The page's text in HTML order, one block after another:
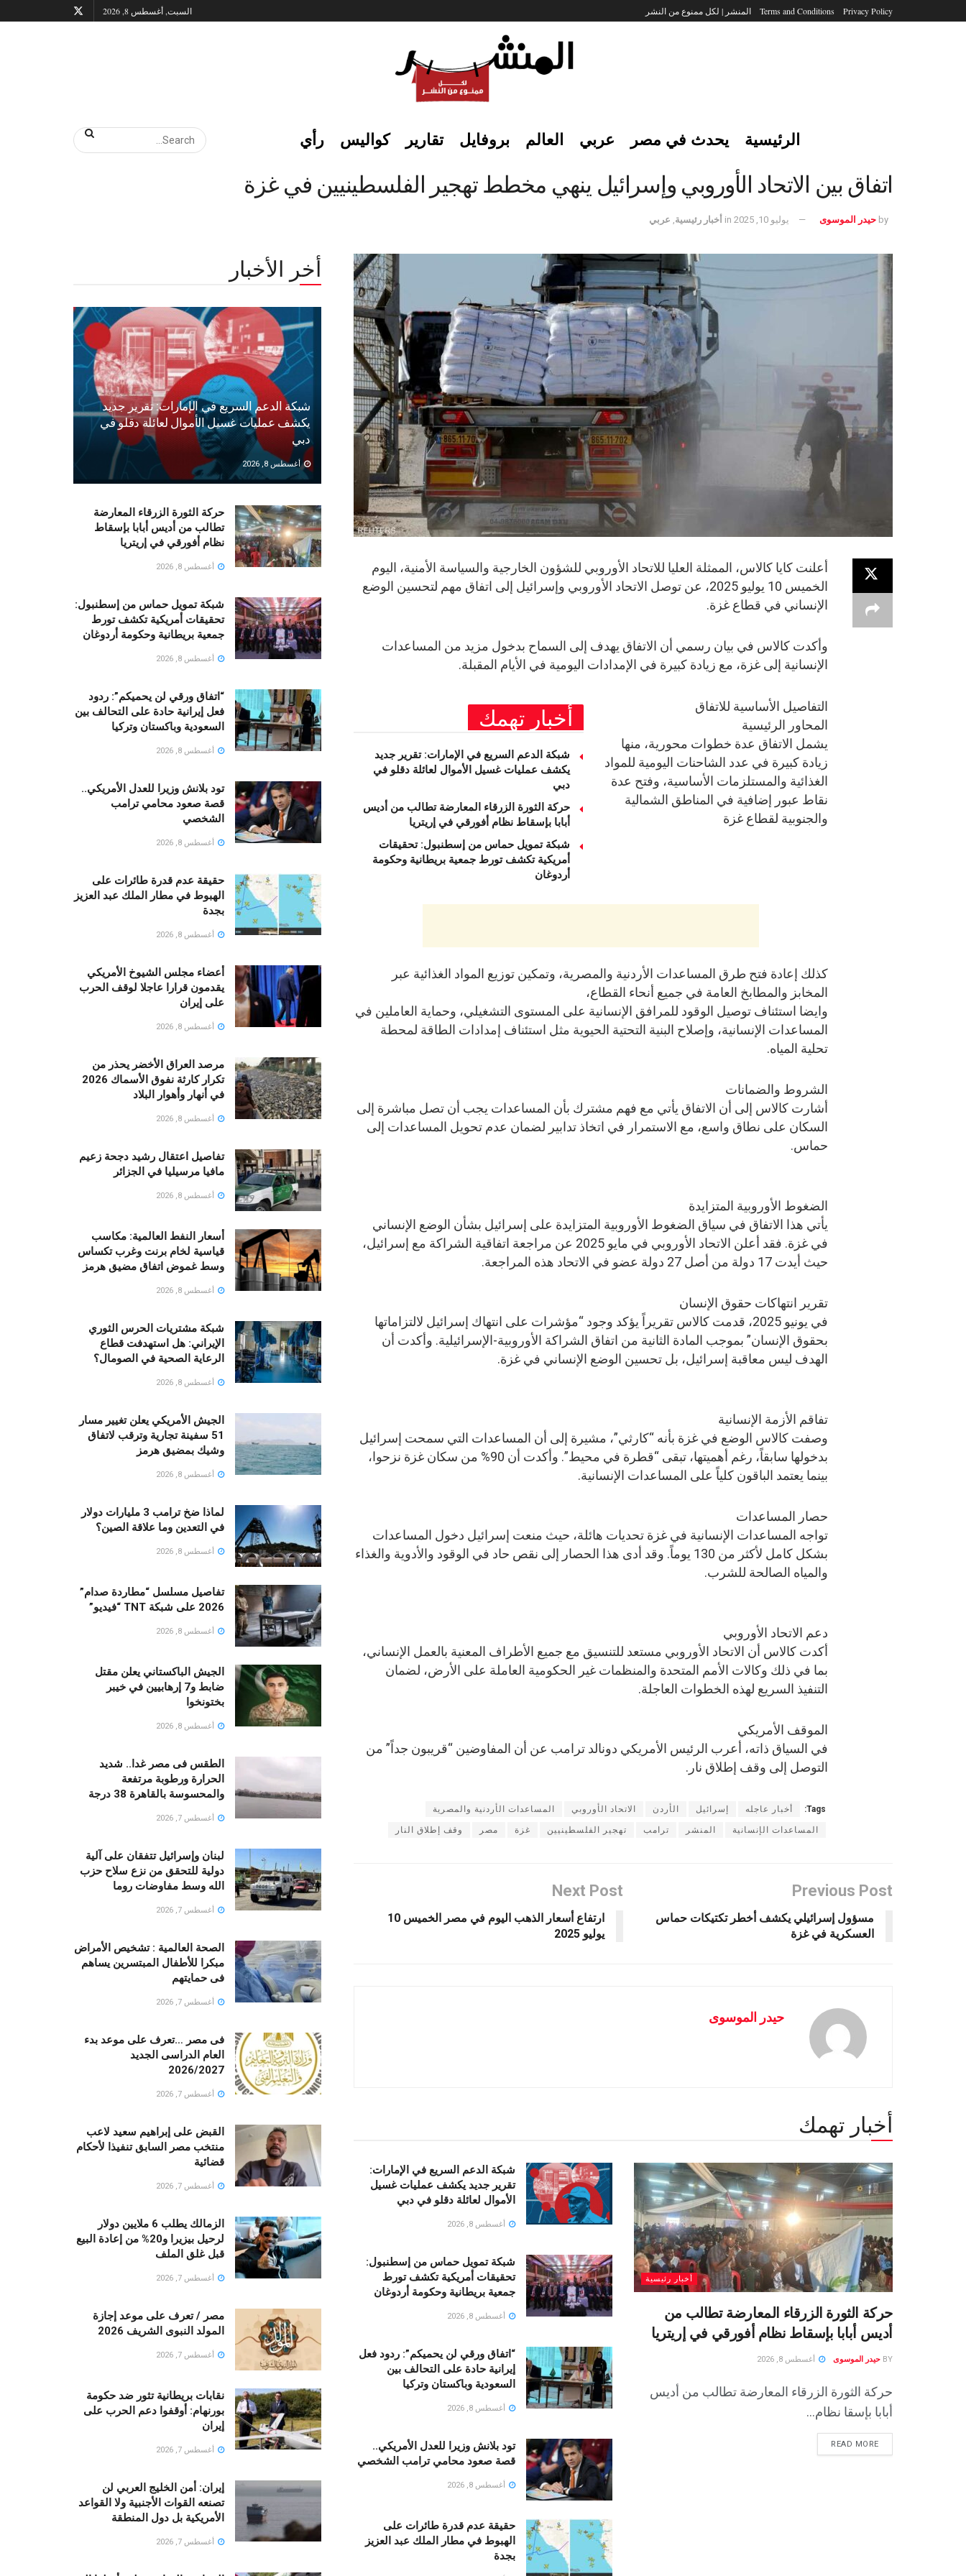
Privacy Policy
Terms and Conditions المنشر | لكل ممنوع من النشر السبت, أغسطس 8, 2026
الرئيسية يحدث في مصر عربي العالم بروفايل تقارير كواليس رأي
اتفاق بين الاتحاد الأوروبي وإسرائيل ينهي مخطط تهجير الفلسطينيين في غزة
by حيدر الموسوى يوليو 10, 2025 in أخبار رئيسية عربي
أعلنت كايا كالاس، الممثلة العليا للاتحاد الأوروبي للشؤون الخارجية والسياسة الأمنية، اليوم
الخميس 10 يوليو 2025، عن توصل الاتحاد الأوروبي وإسرائيل إلى اتفاق مهم لتحسين الوضع
الإنساني في قطاع غزة.
وأكدت كالاس في بيان رسمي أن الاتفاق يهدف إلى السماح بدخول مزيد من المساعدات
الإنسانية إلى غزة، مع زيادة كبيرة في الإمدادات اليومية في الأيام المقبلة.
أخبار تهمك
شبكة الدعم السريع في الإمارات: تقرير جديد
يكشف عمليات غسيل الأموال لعائلة دقلو في
دبي
حركة الثورة الزرقاء المعارضة تطالب من أديس
أبابا بإسقاط نظام أفورقي في إريتريا
شبكة تمويل حماس من إسطنبول: تحقيقات
أمريكية تكشف تورط جمعية بريطانية وحكومة
أردوغان
التفاصيل الأساسية للاتفاق
المحاور الرئيسية
يشمل الاتفاق عدة خطوات محورية، منها
زيادة كبيرة في عدد الشاحنات اليومية للمواد
الغذائية والمستلزمات الأساسية، وفتح عدة
نقاط عبور إضافية في المناطق الشمالية
والجنوبية لقطاع غزة
كذلك إعادة فتح طرق المساعدات الأردنية والمصرية، وتمكين توزيع المواد الغذائية عبر
المخابز والمطابخ العامة في جميع أنحاء القطاع،
وايضا استئناف توصيل الوقود للمرافق الإنسانية على المستوى التشغيلي، وحماية العاملين في
المساعدات الإنسانية، وإصلاح البنية التحتية الحيوية مثل استئناف إمدادات الطاقة لمحطة
تحلية المياه.
الشروط والضمانات
أشارت كالاس إلى أن الاتفاق يأتي مع فهم مشترك بأن المساعدات يجب أن تصل مباشرة إلى
السكان على نطاق واسع، مع الاستمرار في اتخاذ تدابير لضمان عدم تحويل المساعدات إلى
حماس.
الضغوط الأوروبية المتزايدة
يأتي هذا الاتفاق في سياق الضغوط الأوروبية المتزايدة على إسرائيل بشأن الوضع الإنساني
في غزة. فقد أعلن الاتحاد الأوروبي في مايو 2025 عن مراجعة اتفاقية الشراكة مع إسرائيل،
حيث أيدت 17 دولة من أصل 27 دولة عضو في الاتحاد هذه المراجعة.
تقرير انتهاكات حقوق الإنسان
في يونيو 2025، قدمت كالاس تقريراً يؤكد وجود “مؤشرات على انتهاك إسرائيل لالتزاماتها
بحقوق الإنسان” بموجب المادة الثانية من اتفاق الشراكة الأوروبية-الإسرائيلية. وأكدت أن
الهدف ليس معاقبة إسرائيل، بل تحسين الوضع الإنساني في غزة.
تفاقم الأزمة الإنسانية
وصفت كالاس الوضع في غزة بأنه “كارثي”، مشيرة إلى أن المساعدات التي سمحت إسرائيل
بدخولها سابقاً، رغم أهميتها، تبقى “قطرة في محيط”. وأكدت أن 90% من سكان غزة نزحوا،
بينما يعتمد الباقون كلياً على المساعدات الإنسانية.
حصار المساعدات
تواجه المساعدات الإنسانية في غزة تحديات هائلة، حيث منعت إسرائيل دخول المساعدات
بشكل كامل لأكثر من 130 يوماً. وقد أدى هذا الحصار إلى نقص حاد في الوقود والأدوية والغذاء
والمياه الصالحة للشرب.
دعم الاتحاد الأوروبي
أكدت كالاس أن الاتحاد الأوروبي مستعد للتنسيق مع جميع الأطراف المعنية بالعمل الإنساني،
بما في ذلك وكالات الأمم المتحدة والمنظمات غير الحكومية العاملة على الأرض، لضمان
التنفيذ السريع لهذه الخطوات العاجلة.
الموقف الأمريكي
في السياق ذاته، أعرب الرئيس الأمريكي دونالد ترامب عن أن المفاوضين “قريبون جداً” من
التوصل إلى وقف إطلاق نار.
Tags: أخبار عاجله إسرائيل الأردن الاتحاد الأوروبي المساعدات الأردنية والمصرية
المساعدات الإنسانية المنشر ترامب تهجير الفلسطينيين غزة مصر وقف إطلاق النار
Previous Post
مسؤول إسرائيلي يكشف أخطر تكتيكات حماس
العسكرية في غزة
Next Post
ارتفاع أسعار الذهب اليوم في مصر الخميس 10
يوليو 2025
حيدر الموسوى
أخبار تهمك
أخبار رئيسية
حركة الثورة الزرقاء المعارضة تطالب من
أديس أبابا بإسقاط نظام أفورقي في إريتريا
BY حيدر الموسوى أغسطس 8, 2026
حركة الثورة الزرقاء المعارضة تطالب من أديس
أبابا بإسقا نظام...
READ MORE
شبكة الدعم السريع في الإمارات:
تقرير جديد يكشف عمليات غسيل
الأموال لعائلة دقلو في دبي
أغسطس 8, 2026
شبكة تمويل حماس من إسطنبول:
تحقيقات أمريكية تكشف تورط
جمعية بريطانية وحكومة أردوغان
أغسطس 8, 2026
“اتفاق ورقي لن يحميكم”: ردود فعل
إيرانية حادة على التحالف بين
السعودية وباكستان وتركيا
أغسطس 8, 2026
تود بلانش وزيرا للعدل الأمريكي..
قصة صعود محامي ترامب الشخصي
أغسطس 8, 2026
حقيقة عدم قدرة طائرات على
الهبوط في مطار الملك عبد العزيز
بجدة
أخر الأخبار
شبكة الدعم السريع في الإمارات: تقرير جديد
يكشف عمليات غسيل الأموال لعائلة دقلو في
دبي
أغسطس 8, 2026
حركة الثورة الزرقاء المعارضة
تطالب من أديس أبابا بإسقاط
نظام أفورقي في إريتريا
أغسطس 8, 2026
شبكة تمويل حماس من إسطنبول:
تحقيقات أمريكية تكشف تورط
جمعية بريطانية وحكومة أردوغان
أغسطس 8, 2026
“اتفاق ورقي لن يحميكم”: ردود
فعل إيرانية حادة على التحالف بين
السعودية وباكستان وتركيا
أغسطس 8, 2026
تود بلانش وزيرا للعدل الأمريكي..
قصة صعود محامي ترامب
الشخصي
أغسطس 8, 2026
حقيقة عدم قدرة طائرات على
الهبوط في مطار الملك عبد العزيز
بجدة
أغسطس 8, 2026
أعضاء مجلس الشيوخ الأمريكي
يقدمون قرارا عاجلا لوقف الحرب
على إيران
أغسطس 8, 2026
مرصد العراق الأخضر يحذر من
تكرار كارثة نفوق الأسماك 2026
في أنهار وأهوار البلاد
أغسطس 8, 2026
تفاصيل اعتقال رشيد دجحة زعيم
مافيا مرسيليا في الجزائر
أغسطس 8, 2026
أسعار النفط العالمية: مكاسب
قياسية لخام برنت وغرب تكساس
وسط غموض اتفاق مضيق هرمز
أغسطس 8, 2026
شبكة مشتريات الحرس الثوري
الإيراني: هل استهدفت قطاع
الرعاية الصحية في الصومال؟
أغسطس 8, 2026
الجيش الأمريكي يعلن تغيير مسار
51 سفينة تجارية وترقب لاتفاق
وشيك بمضيق هرمز
أغسطس 8, 2026
لماذا ضخ ترامب 3 مليارات دولار
في التعدين وما علاقة الصين؟
أغسطس 8, 2026
تفاصيل مسلسل “مطاردة صدام”
2026 على شبكة TNT “فيديو”
أغسطس 8, 2026
الجيش الباكستاني يعلن مقتل
ضابط و7 إرهابيين في خيبر
بختونخوا
أغسطس 8, 2026
الطقس فى مصر غدا.. شديد
الحرارة ورطوبة مرتفعة
والمحسوسة بالقاهرة 38 درجة
أغسطس 7, 2026
لبنان وإسرائيل تتفقان على آلية
دولية للتحقق من نزع سلاح حزب
الله وسط مفاوضات روما
أغسطس 7, 2026
الصحة العالمية : تشخيص الأمراض
مبكرا للأطفال المبتسرين يساهم
فى حمايتهم
أغسطس 7, 2026
فى مصر …تعرف على موعد بدء
العام الدراسى الجديد
2026/2027
أغسطس 7, 2026
القبض على إبراهيم سعيد لاعب
منتخب مصر السابق تنفيذا لأحكام
قضائية
أغسطس 7, 2026
الزمالك يطلب 6 ملايين دولار
لرحيل بيزيرا و20% من إعادة البيع
قبل غلق الملف
أغسطس 7, 2026
مصر / تعرف على موعد إجازة
المولد النبوى الشريف 2026
أغسطس 7, 2026
نقابات بريطانية تثور ضد حكومة
بورنهام: أوقفوا دعم الحرب على
إيران
أغسطس 7, 2026
إيران: أمن الخليج العربي لن
تصنعه القوات الأجنبية ولا القواعد
الأمريكية بل دول المنطقة
أغسطس 7, 2026